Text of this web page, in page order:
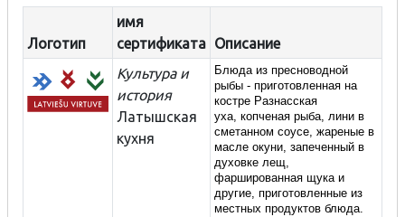
Логотип
имя
сертификата Описание
Культура и
история
Латышская
кухня
Блюда из пресноводной
рыбы - приготовленная на
костре Разнасская
уха, копченая рыба, лини в
сметанном соусе, жареные в
масле окуни, запеченный в
духовке лещ,
фаршированная щука и
другие, приготовленные из
местных продуктов блюда.